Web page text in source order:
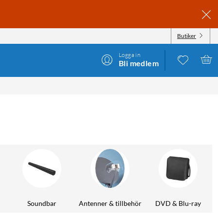
Butiker
Logga in
Bli medlem
Soundbar Antenner & tillbehör DVD & Blu-ray